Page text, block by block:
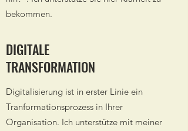
bekommen.
DIGITALE
TRANSFORMATION
Digitalisierung ist in erster Linie ein
Tranformationsprozess in Ihrer
Organisation. Ich unterstütze mit meiner